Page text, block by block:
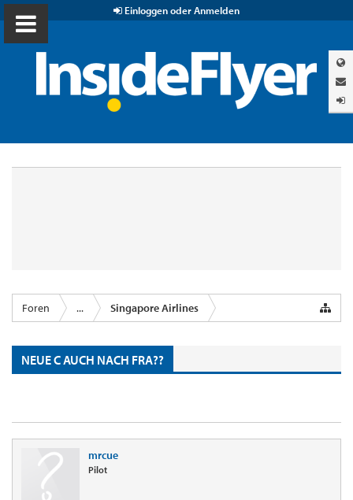
Einloggen oder Anmelden
Foren ... Singapore Airlines
NEUE C AUCH NACH FRA??
mrcue
Pilot